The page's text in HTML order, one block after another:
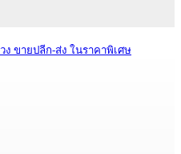
ขายปลีก-ส่ง ในราคาพิเศษ